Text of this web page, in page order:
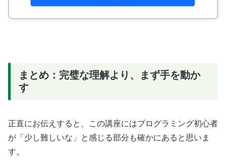
まとめ：完璧な理解より、まず手を動か
す
正直にお伝えすると、この講座にはプログラミング初心者
が「少し難しいな」と感じる部分も確かにあると思いま
す。